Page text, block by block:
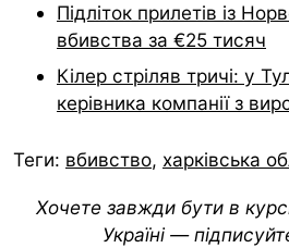
Підліток прилетів із
вбивства за €25 тисяч
Кілер стріляв тричі: у
керівника компанії з
Теги: вбивство, харківська
Хочете завжди бути в
Україні —